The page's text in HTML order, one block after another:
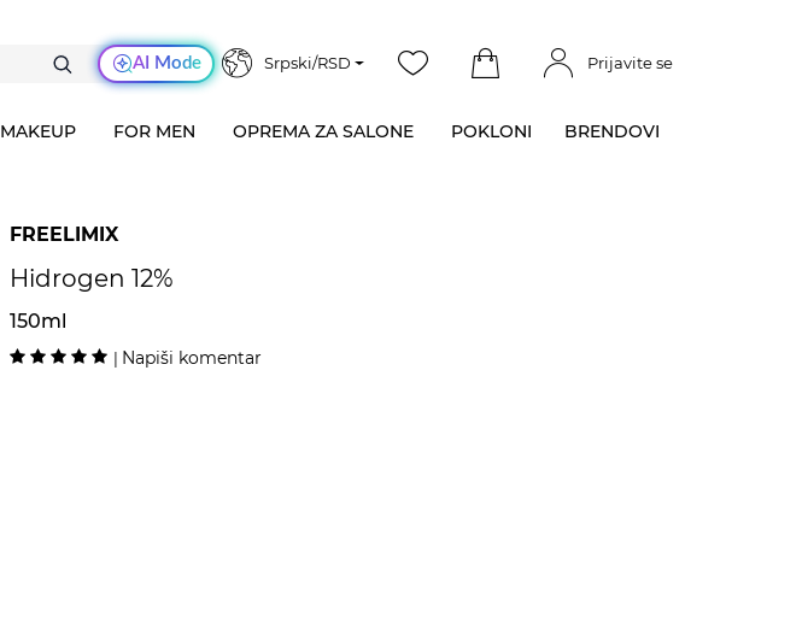
AI Mode Srpski/RSD Prijavite se
MAKEUP FOR MEN OPREMA ZA SALONE POKLONI BRENDOVI
FREELIMIX
Hidrogen 12%
150ml
| Napiši komentar